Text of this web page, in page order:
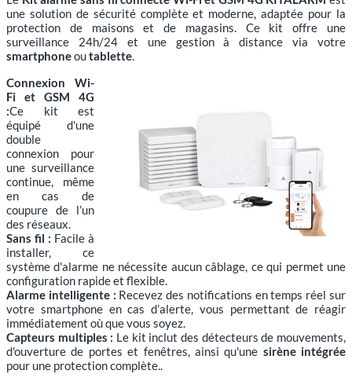
une solution de sécurité complète et moderne, adaptée pour la
protection de maisons et de magasins. Ce kit offre une
surveillance 24h/24 et une gestion à distance via votre
smartphoneoutablette.
Connexion Wi-
Fi et GSM 4G
:Ce kit est
équipé d'une
double
connexion pour
une surveillance
continue, même
en cas de
coupure de l’un
des réseaux.
Sans fil : Facile à
installer, ce
système d'alarme ne nécessite aucun câblage, ce qui permet une
configuration rapide et flexible.
Alarme intelligente : Recevez des notifications en temps réel sur
votre smartphone en cas d’alerte, vous permettant de réagir
immédiatement où que vous soyez.
Capteurs multiples : Le kit inclut des détecteurs de mouvements,
d'ouverture de portes et fenêtres, ainsi qu'une sirène intégrée
pour une protection complète..